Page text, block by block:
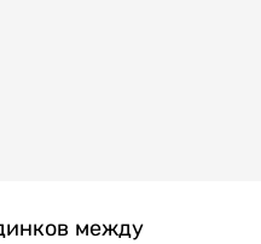
между